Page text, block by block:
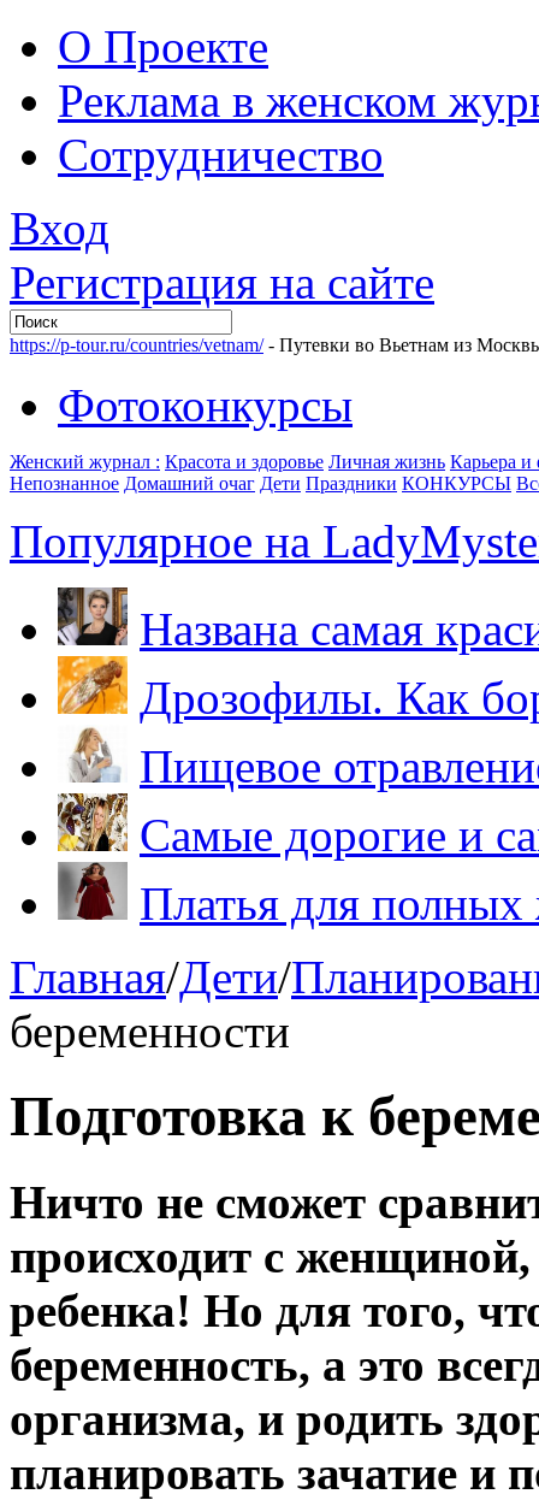
О Проекте
Реклама в женском
Сотрудничество
Вход
Регистрация на сайте
https://p-tour.ru/countries/vetnam/- Путевки во Вьетнам из
Фотоконкурсы
Женский журнал : Красота и здоровье Личная жизнь Карьера
Непознанное Домашний очаг Дети Праздники КОНКУРСЫ
Популярное на
Названа самая
Дрозофилы. Как
Пищевое
Самые дорогие и
Платья для
Главная/Дети/
беременности
Подготовка к
Ничто не сможет
происходит с женщиной,
ребенка! Но для того,
беременность, а это
организма, и родить
планировать зачатие и